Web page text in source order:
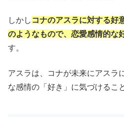
しかし コナのアスラに対する好
のようなもので、恋愛感情的な
す。
アスラは、コナが未来にアスラ
な感情の「好き」に気づけるこ